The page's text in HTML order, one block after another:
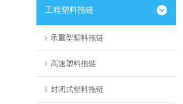
工程塑料拖链
承重型塑料拖链
高速塑料拖链
封闭式塑料拖链